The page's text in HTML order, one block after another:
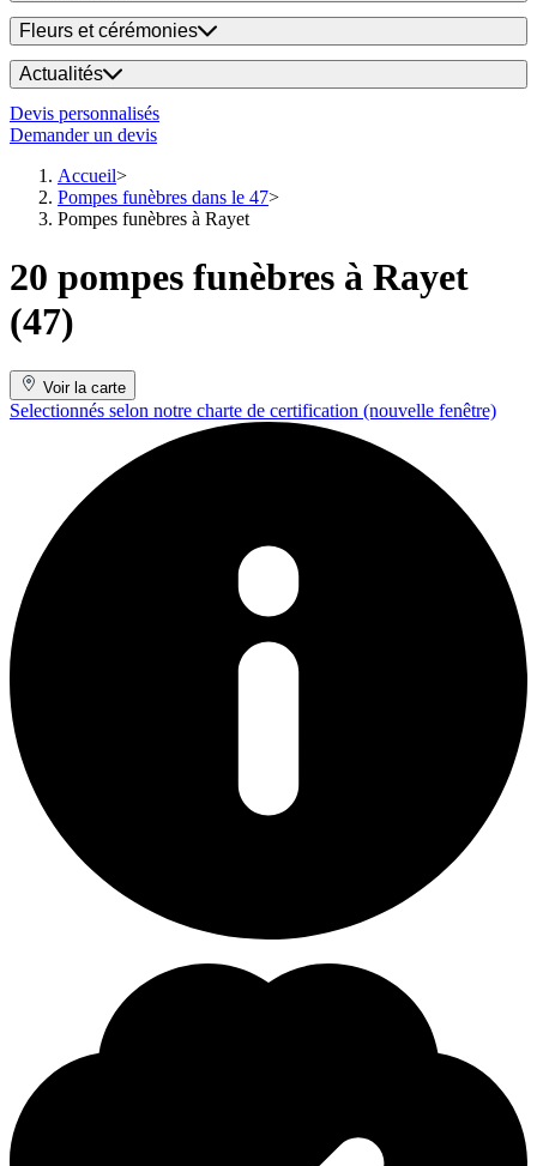
Fleurs et cérémonies
Actualités
Devis personnalisés
Demander un devis
Accueil
Pompes funèbres dans le 47
Pompes funèbres à Rayet
20 pompes funèbres à Rayet
(47)
Voir la carte
Selectionnés selon notre charte de certification (nouvelle fenêtre)